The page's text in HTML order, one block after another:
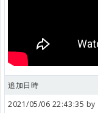
追加日時
2021/05/06 22:43:35 by